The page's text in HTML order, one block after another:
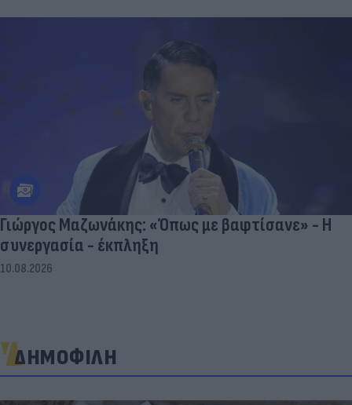
Γιώργος Μαζωνάκης: «Όπως με βαφτίσανε» - Η
συνεργασία - έκπληξη
10.08.2026
ΔΗΜΟΦΙΛΗ